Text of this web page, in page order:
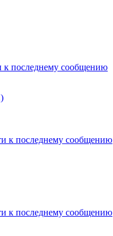
к последнему сообщению
к последнему сообщению
к последнему сообщению